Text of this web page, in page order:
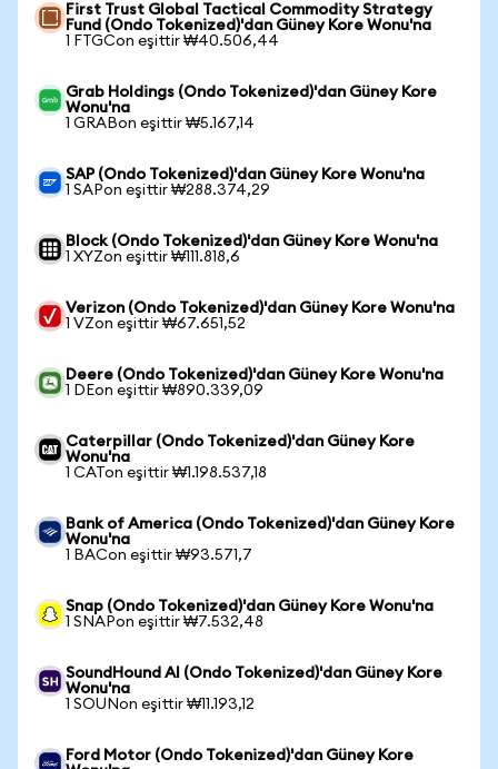
First Trust Global Tactical Commodity Strategy
Fund (Ondo Tokenized)'dan Güney Kore Wonu'na
1 FTGCon eşittir ₩40.506,44
Grab Holdings (Ondo Tokenized)'dan Güney Kore
Wonu'na
1 GRABon eşittir ₩5.167,14
SAP (Ondo Tokenized)'dan Güney Kore Wonu'na
1 SAPon eşittir ₩288.374,29
Block (Ondo Tokenized)'dan Güney Kore Wonu'na
1 XYZon eşittir ₩111.818,6
Verizon (Ondo Tokenized)'dan Güney Kore Wonu'na
1 VZon eşittir ₩67.651,52
Deere (Ondo Tokenized)'dan Güney Kore Wonu'na
1 DEon eşittir ₩890.339,09
Caterpillar (Ondo Tokenized)'dan Güney Kore
Wonu'na
1 CATon eşittir ₩1.198.537,18
Bank of America (Ondo Tokenized)'dan Güney Kore
Wonu'na
1 BACon eşittir ₩93.571,7
Snap (Ondo Tokenized)'dan Güney Kore Wonu'na
1 SNAPon eşittir ₩7.532,48
SoundHound AI (Ondo Tokenized)'dan Güney Kore
Wonu'na
1 SOUNon eşittir ₩11.193,12
Ford Motor (Ondo Tokenized)'dan Güney Kore